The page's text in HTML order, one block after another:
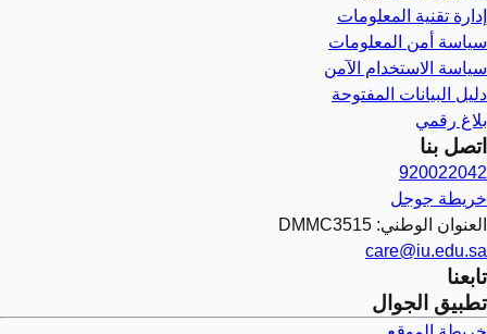
إدارة تقنية المعلومات
سياسة أمن المعلومات
سياسة الاستخدام الآمن
دليل البيانات المفتوحة
بلاغ رقمي
اتصل بنا
920022042
خريطة جوجل
العنوان الوطني: DMMC3515
care@iu.edu.sa
تابعنا
تطبيق الجوال